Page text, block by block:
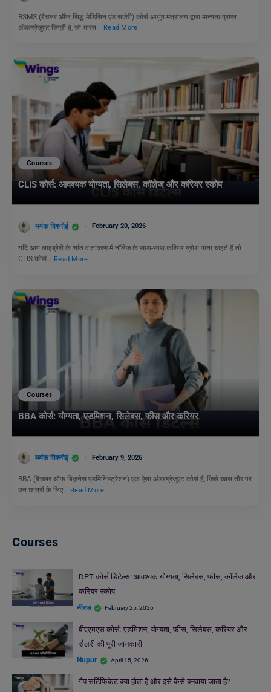
BSMS (बैचलर ऑफ सिद्ध मेडिसिन एंड सर्जरी) कोर्स आयुष मंत्रालय द्वारा मान्यता प्राप्त
अंडरग्रेजुएट डिग्री है, जो भारत…
Read More
Courses
CLIS कोर्स: आवश्यक योग्यता, सिलेबस, कॉलेज और करियर स्कोप
मयंक विश्नोई February 20, 2026
यदि आप लाइब्रेरी के शांत वातावरण में नॉलेज के साथ-साथ करियर ग्रोथ पाना चाहते हैं तो
CLIS कोर्स… Read More
Courses
BBA कोर्स: योग्यता, एडमिशन, सिलेबस, फीस और करियर
मयंक विश्नोई February 9, 2026
BBA (बैचलर ऑफ बिज़नेस एडमिनिस्ट्रेशन) एक ऐसा अंडरग्रेजुएट कोर्स है, जिसे खास तौर पर
उन छात्रों के लिए… Read More
Courses
DPT कोर्स डिटेल्स: आवश्यक योग्यता, सिलेबस, फीस, कॉलेज और
करियर स्कोप
नीरज February 25, 2026
बीएएमएस कोर्स: एडमिशन, योग्यता, फीस, सिलेबस, करियर और
सैलरी की पूरी जानकारी
Nupur April 15, 2026
गैप सर्टिफिकेट क्या होता है और इसे कैसे बनवाया जाता है?